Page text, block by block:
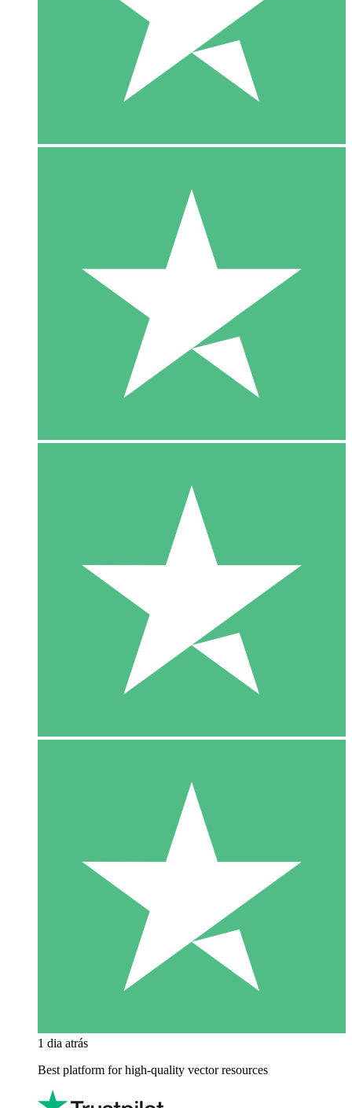
1 dia atrás
Best platform for high-quality vector resources